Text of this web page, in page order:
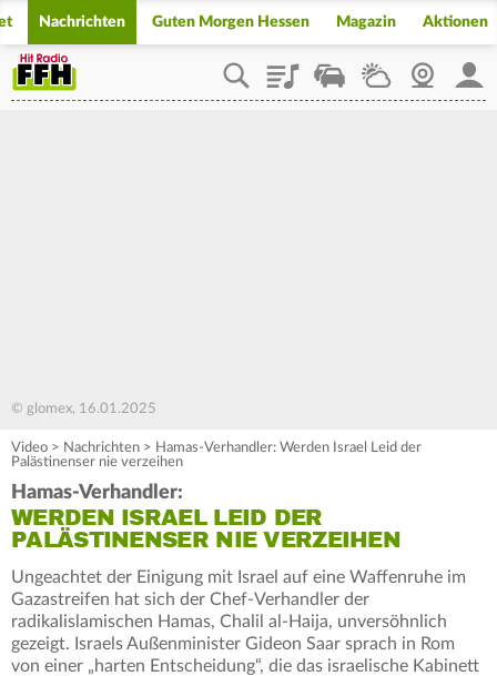
Nachrichten Guten Morgen Hessen Magazin Aktionen
PlaylistStaupilotWetterWebcam
© glomex, 16.01.2025
Video > Nachrichten > Hamas-Verhandler: Werden Israel Leid der
Palästinenser nie verzeihen
Hamas-Verhandler:
WERDEN ISRAEL LEID DER
PALÄSTINENSER NIE VERZEIHEN
Ungeachtet der Einigung mit Israel auf eine Waffenruhe im
Gazastreifen hat sich der Chef-Verhandler der
radikalislamischen Hamas, Chalil al-Haija, unversöhnlich
gezeigt. Israels Außenminister Gideon Saar sprach in Rom
von einer „harten Entscheidung“, die das israelische Kabinett